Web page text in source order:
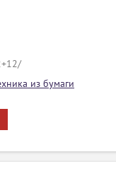
из бумаги